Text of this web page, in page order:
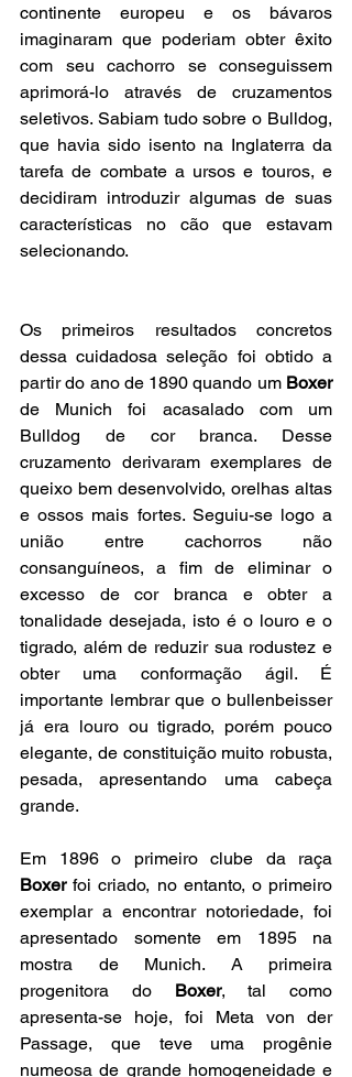
continente europeu e os bávaros
imaginaram que poderiam obter êxito
com seu cachorro se conseguissem
aprimorá-lo através de cruzamentos
seletivos. Sabiam tudo sobre o Bulldog,
que havia sido isento na Inglaterra da
tarefa de combate a ursos e touros, e
decidiram introduzir algumas de suas
características no cão que estavam
selecionando.
Os primeiros resultados concretos
dessa cuidadosa seleção foi obtido a
partir do ano de 1890 quando um Boxer
de Munich foi acasalado com um
Bulldog de cor branca. Desse
cruzamento derivaram exemplares de
queixo bem desenvolvido, orelhas altas
e ossos mais fortes. Seguiu-se logo a
união entre cachorros não
consanguíneos, a fim de eliminar o
excesso de cor branca e obter a
tonalidade desejada, isto é o louro e o
tigrado, além de reduzir sua rodustez e
obter uma conformação ágil. É
importante lembrar que o bullenbeisser
já era louro ou tigrado, porém pouco
elegante, de constituição muito robusta,
pesada, apresentando uma cabeça
grande.
Boxer foi criado, no entanto, o primeiro
exemplar a encontrar notoriedade, foi
apresentado somente em 1895 na
mostra de Munich. A primeira
progenitora do Boxer, tal como
apresenta-se hoje, foi Meta von der
Passage, que teve uma progênie
numeosa de grande homogeneidade e